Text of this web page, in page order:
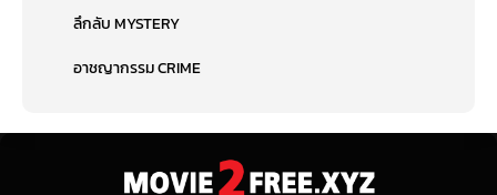
ลึกลับ MYSTERY
อาชญากรรม CRIME